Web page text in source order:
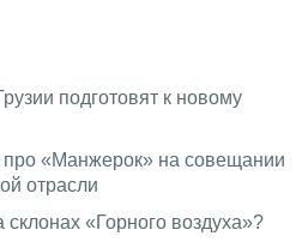
подготовят к новому
про «Манжерок» на совещании
отрасли
склонах «Горного воздуха»?